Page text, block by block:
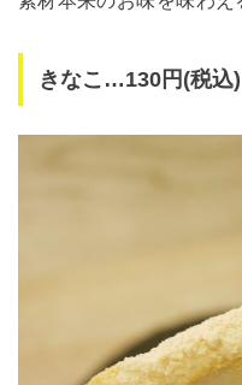
きなこ…130円(税込)